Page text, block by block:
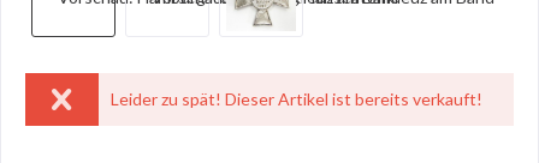
Leider zu spät! Dieser Artikel ist bereits verkauft!